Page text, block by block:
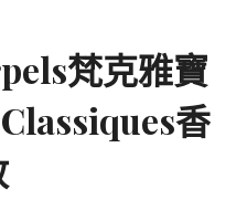
梵克雅寶
香